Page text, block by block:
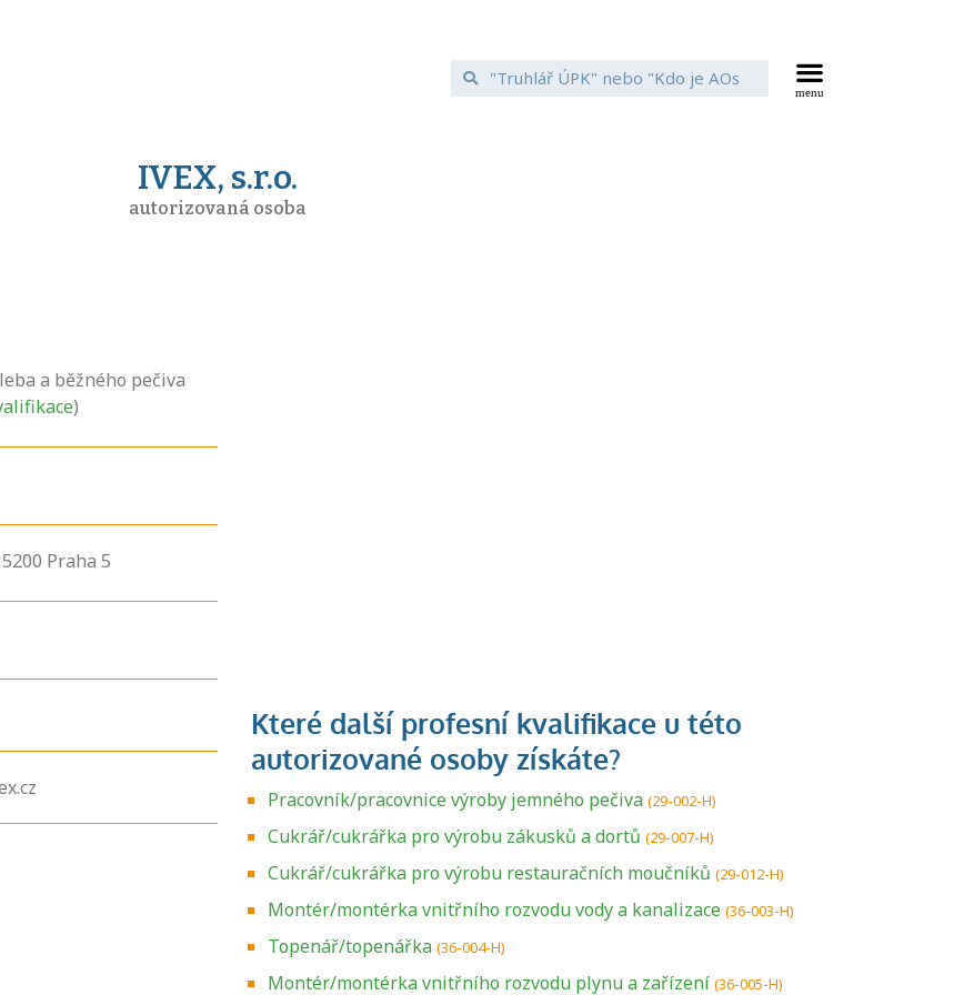
IVEX, s.r.o.
autorizovaná osoba
a běžného pečiva
)
Praha 5
Pracovník/pracovnice výroby jemného pečiva (29-002-H)
Cukrář/cukrářka pro výrobu zákusků a dortů (29-007-H)
Cukrář/cukrářka pro výrobu restauračních moučníků (29-012-H)
Montér/montérka vnitřního rozvodu vody a kanalizace (36-003-H)
Topenář/topenářka (36-004-H)
Montér/montérka vnitřního rozvodu plynu a zařízení (36-005-H)